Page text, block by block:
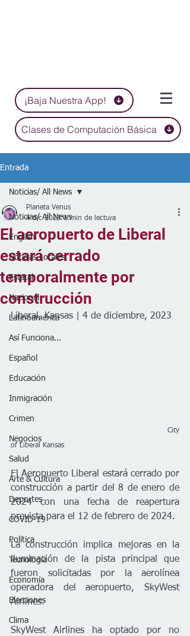
¡Baja Nuestra App!
Clases de Computación Básica
Entrada
Noticias/ All News
English
Noticias Locales
Estatal
Nacional
Latinoamérica
Así Funciona...
Español
Educación
Inmigración
Crimen
Negocios
Salud
Arte & Cultura
Deportes
COVID-19
Política
Tecnología
Economía
Elecciones
Clima
Noticias/ All News
El aeropuerto de Liberal
estará cerrado
temporalmente por
construcción
Planeta Venus
4 dic 2023 1 min de lectura
Liberal, Kansas | 4 de diciembre, 2023
   City
of Liberal Kansas
El Aeropuerto Liberal estará cerrado por
construcción a partir del 8 de enero de
2024 con una fecha de reapertura
prevista para el 12 de febrero de 2024.
La construcción implica mejoras en la
iluminación de la pista principal que
fueron solicitadas por la aerolínea
operadora del aeropuerto, SkyWest
Airlines.
SkyWest Airlines ha optado por no